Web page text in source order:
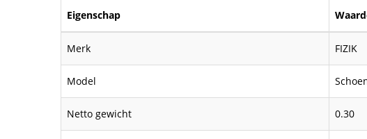
Eigenschap
Merk FIZIK
Model
Netto gewicht 0.30